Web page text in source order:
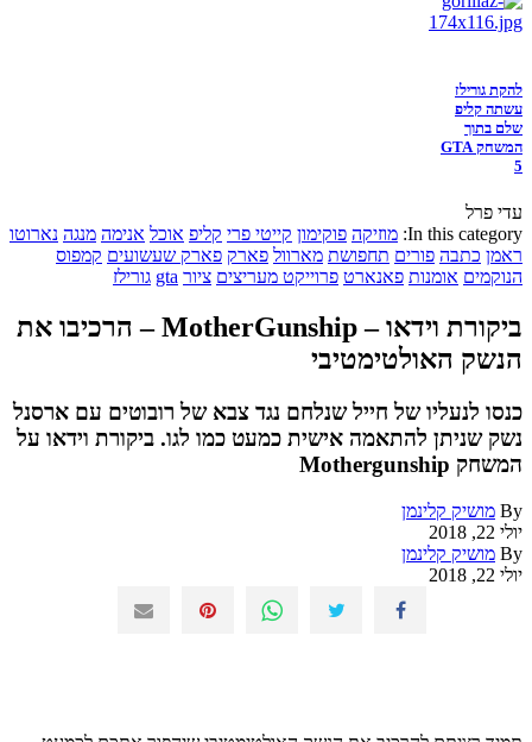
להקת גורילז
עשתה קליפ
שלם בתוך
המשחק GTA
5
עדי פרל
In this category: מוזיקה פוקימון קייטי פרי קליפ אוכל אנימה מנגה נארוטו
ראמן כתבה פורים תחפושת מארוול פארק פארק שעשועים קמפוס
הנוקמים אומנות פאנארט פרוייקט מעריצים ציור gta גורילז
ביקורת וידאו – MotherGunship – הרכיבו את
הנשק האולטימטיבי
כנסו לנעליו של חייל שנלחם נגד צבא של רובוטים עם ארסנל
נשק שניתן להתאמה אישית כמעט כמו לגו. ביקורת וידאו על
המשחק Mothergunship
By מושיק קלינמן
יולי 22, 2018
By מושיק קלינמן
יולי 22, 2018